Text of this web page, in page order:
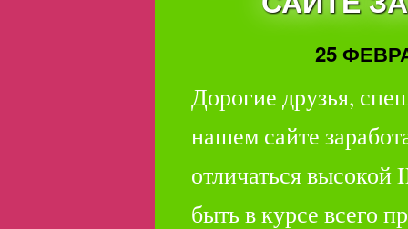
25
Дорогие друзья,
нашем сайте
отличаться
быть в курсе всего